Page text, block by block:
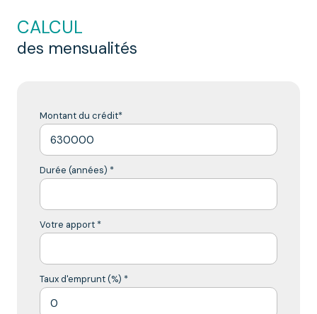
magasin
Appartement
CALCUL
des mensualités
Montant du crédit*
Durée (années) *
Votre apport *
Taux d'emprunt (%) *